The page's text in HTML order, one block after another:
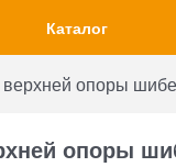
Каталог
верхней опоры
опоры